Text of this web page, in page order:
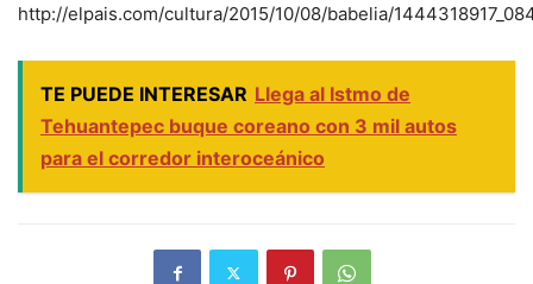
http://elpais.com/cultura/2015/10/08/babelia/
TE PUEDE INTERESAR Llega al Istmo de
Tehuantepec buque coreano con 3 mil autos
para el corredor interoceánico